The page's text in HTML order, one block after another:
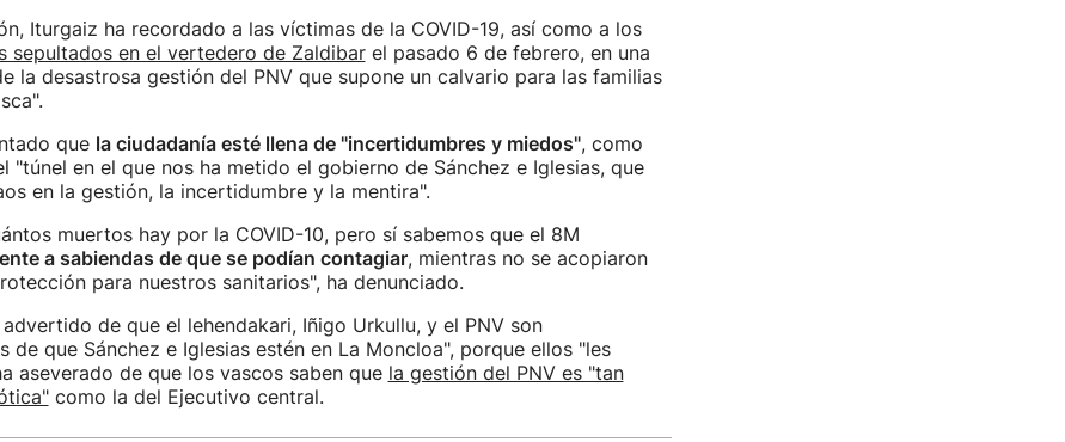
Iturgaiz ha recordado a las víctimas de la COVID-19, así como a los
sepultados en el vertedero de Zaldibarel pasado 6 de febrero, en una
la desastrosa gestión del PNV que supone un calvario para las familias
que la ciudadanía esté llena de "incertidumbres y miedos", como
"túnel en el que nos ha metido el gobierno de Sánchez e Iglesias, que
en la gestión, la incertidumbre y la mentira".
muertos hay por la COVID-10, pero sí sabemos que el 8M
a sabiendas de que se podían contagiar, mientras no se acopiaron
para nuestros sanitarios", ha denunciado.
de que el lehendakari, Iñigo Urkullu, y el PNV son
de que Sánchez e Iglesias estén en La Moncloa", porque ellos "les
aseverado de que los vascos saben que la gestión del PNV es "tan
como la del Ejecutivo central.